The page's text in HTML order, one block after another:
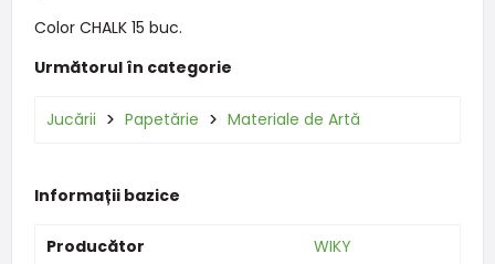
Color CHALK 15 buc.
Următorul în categorie
Jucării Papetărie Materiale de Artă
Informații bazice
Producător
WIKY